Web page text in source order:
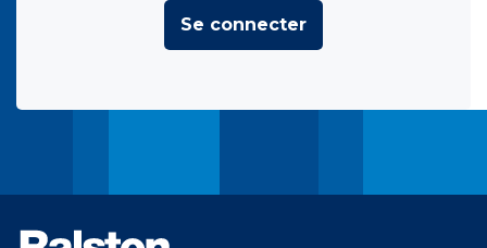
Se connecter